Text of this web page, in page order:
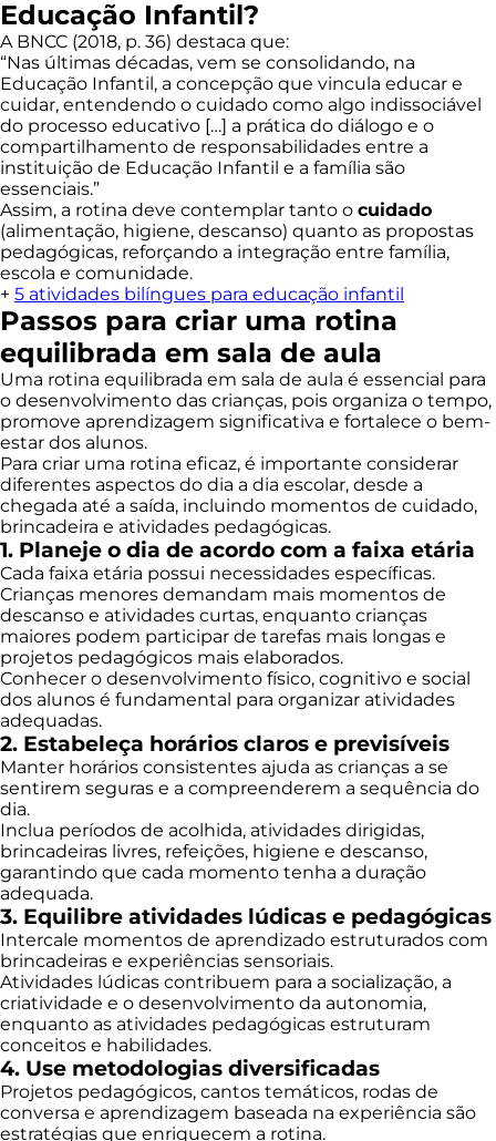
Educação Infantil?
A BNCC (2018, p. 36) destaca que:
“Nas últimas décadas, vem se consolidando, na
Educação Infantil, a concepção que vincula educar e
cuidar, entendendo o cuidado como algo indissociável
do processo educativo […] a prática do diálogo e o
compartilhamento de responsabilidades entre a
instituição de Educação Infantil e a família são
essenciais.”
Assim, a rotina deve contemplar tanto o cuidado
(alimentação, higiene, descanso) quanto as propostas
pedagógicas, reforçando a integração entre família,
escola e comunidade.
+ 5 atividades bilíngues para educação infantil
Passos para criar uma rotina
equilibrada em sala de aula
Uma rotina equilibrada em sala de aula é essencial para
o desenvolvimento das crianças, pois organiza o tempo,
promove aprendizagem significativa e fortalece o bem-
estar dos alunos.
Para criar uma rotina eficaz, é importante considerar
diferentes aspectos do dia a dia escolar, desde a
chegada até a saída, incluindo momentos de cuidado,
brincadeira e atividades pedagógicas.
1. Planeje o dia de acordo com a faixa etária
Cada faixa etária possui necessidades específicas.
Crianças menores demandam mais momentos de
descanso e atividades curtas, enquanto crianças
maiores podem participar de tarefas mais longas e
projetos pedagógicos mais elaborados.
Conhecer o desenvolvimento físico, cognitivo e social
dos alunos é fundamental para organizar atividades
adequadas.
2. Estabeleça horários claros e previsíveis
Manter horários consistentes ajuda as crianças a se
sentirem seguras e a compreenderem a sequência do
dia.
Inclua períodos de acolhida, atividades dirigidas,
brincadeiras livres, refeições, higiene e descanso,
garantindo que cada momento tenha a duração
adequada.
3. Equilibre atividades lúdicas e pedagógicas
Intercale momentos de aprendizado estruturados com
brincadeiras e experiências sensoriais.
Atividades lúdicas contribuem para a socialização, a
criatividade e o desenvolvimento da autonomia,
enquanto as atividades pedagógicas estruturam
conceitos e habilidades.
4. Use metodologias diversificadas
Projetos pedagógicos, cantos temáticos, rodas de
conversa e aprendizagem baseada na experiência são
estratégias que enriquecem a rotina.